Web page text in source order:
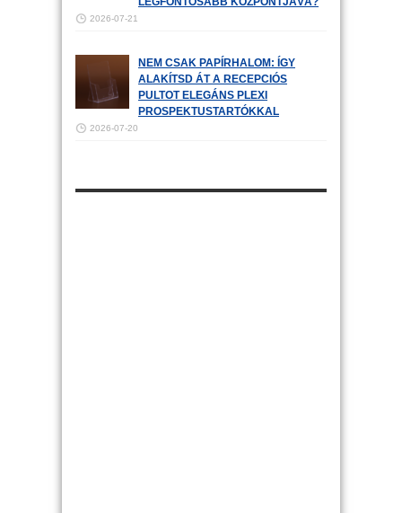
2026-07-21
NEM CSAK PAPÍRHALOM: ÍGY
ALAKÍTSD ÁT A RECEPCIÓS
PULTOT ELEGÁNS PLEXI
PROSPEKTUSTARTÓKKAL
2026-07-20